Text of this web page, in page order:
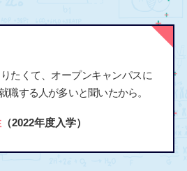
たくて、オープンキャンパスに
職する人が多いと聞いたから。
（2022年度入学）